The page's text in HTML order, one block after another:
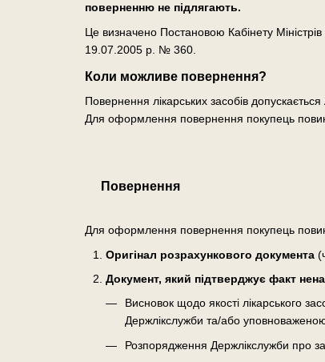
поверненню не підлягають.
Це визначено Постановою Кабінету
19.07.2005 р. № 360.
Коли можливе повернення?
Повернення лікарських засобів допускається
Для оформлення повернення покупець
Повернення
Для оформлення повернення покупець
Оригінал розрахункового документа
Документ, який підтверджує факт
Висновок щодо якості лікарського
Держлікслужби та/або
Розпорядження Держлікслужби про